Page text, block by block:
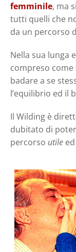
femminile, ma
tutti quelli che
da un percorso
Nella sua lunga
compreso
badare a se
l’equilibrio ed il
Il Wilding è
dubitato di
percorso utile ed